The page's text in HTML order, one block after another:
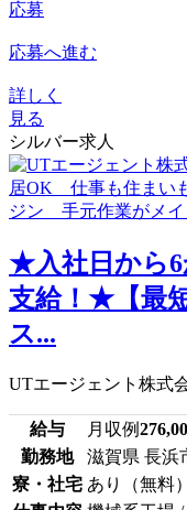
応募
応募へ進む
詳しく
見る
シルバー求人
★入社日から6
支給！★【最
ス...
UTエージェント株式
給与 月収例
勤務地
滋賀県 長浜
寮・社宅 あり（無料）